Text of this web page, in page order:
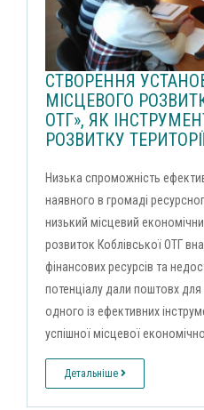
СТВОРЕННЯ
МІСЦЕВОГО
ОТГ», ЯК
РОЗВИТКУ
Низька спроможність
наявного в громаді
низький місцевий
розвиток Коблівської ОТГ
фінансових ресурсів та
потенціалу дали поштовх для
одного із ефективних
успішної місцевої
Детальніше